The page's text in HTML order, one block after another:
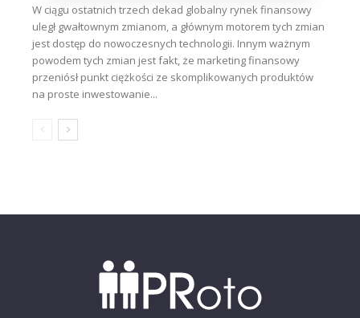
W ciągu ostatnich trzech dekad globalny rynek finansowy
uległ gwałtownym zmianom, a głównym motorem tych zmian
jest dostęp do nowoczesnych technologii. Innym ważnym
powodem tych zmian jest fakt, że marketing finansowy
przeniósł punkt ciężkości ze skomplikowanych produktów
na proste inwestowanie...